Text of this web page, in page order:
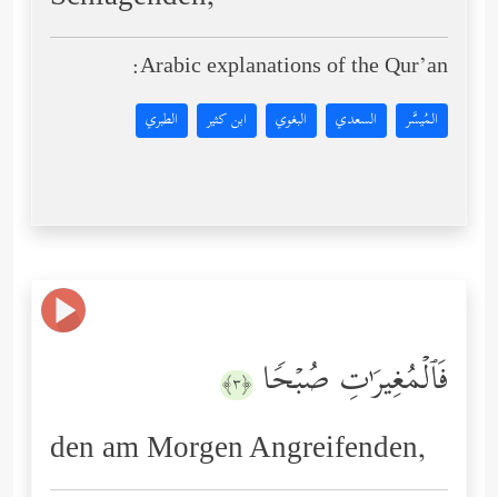
Arabic explanations of the Qur’an:
المُيسَّر السعدي البغوي ابن كثير الطبري
فَٱلۡمُغِیرَ ٰ⁠تِ صُبۡحࣰا ﴿٣﴾
den am Morgen Angreifenden,